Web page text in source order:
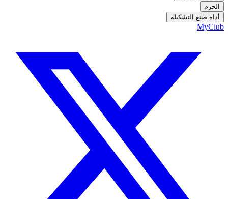
الحزم
أداة صنع التشكيلة
MyClub